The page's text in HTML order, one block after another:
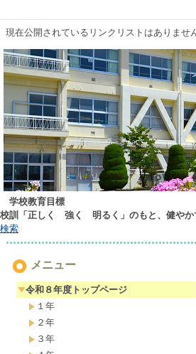
現在公開されているリンクリストはありませ
学校教育目標
校訓「正しく 強く 明るく」のもと、健やか
検索
メニュー
令和８年度トップページ
１年
２年
３年